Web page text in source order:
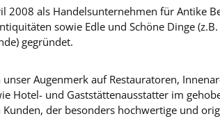
2008 als Handelsunternehmen für Antike
sowie Edle und Schöne Dinge (z.B.
gegründet.
Augenmerk auf Restauratoren,
Hotel- und Gaststättenausstatter im
der besonders hochwertige und